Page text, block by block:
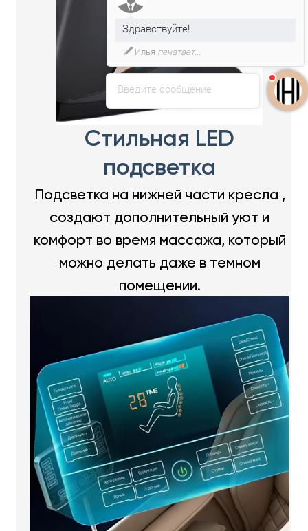
Стильная LED
подсветка
Подсветка на нижней части кресла ,
создают дополнительный уют и
комфорт во время массажа, который
можно делать даже в темном
помещении.
Введите сообщение
Здравствуйте!
Мы подготовили для Вас
специальное предложение!